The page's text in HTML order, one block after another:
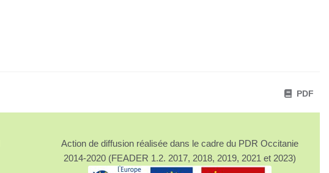
PDF
Action de diffusion réalisée dans le cadre du PDR Occitanie
2014-2020 (FEADER 1.2. 2017, 2018, 2019, 2021 et 2023)